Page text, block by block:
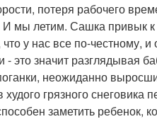
потеря рабочего
мы летим. Сашка привык
что у нас все по-
это значит разглядывая
неожиданно
грязного
заметить ребенок,